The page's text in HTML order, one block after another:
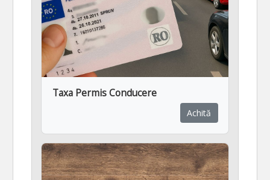
Taxa Permis Conducere
Achită